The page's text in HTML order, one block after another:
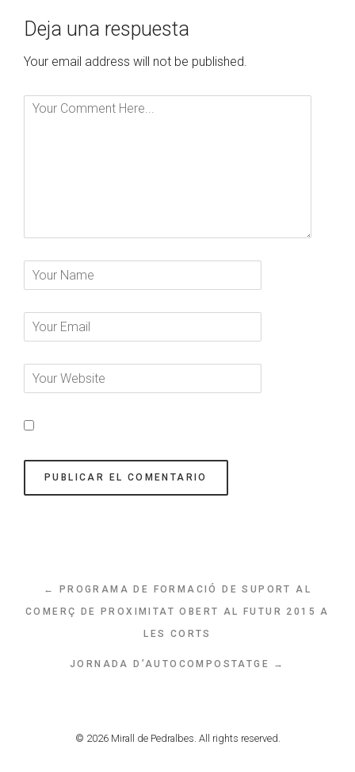
Deja una respuesta
Your email address will not be published.
← PROGRAMA DE FORMACIÓ DE SUPORT AL
COMERÇ DE PROXIMITAT OBERT AL FUTUR 2015 A
LES CORTS
JORNADA D’AUTOCOMPOSTATGE →
© 2026 Mirall de Pedralbes. All rights reserved.